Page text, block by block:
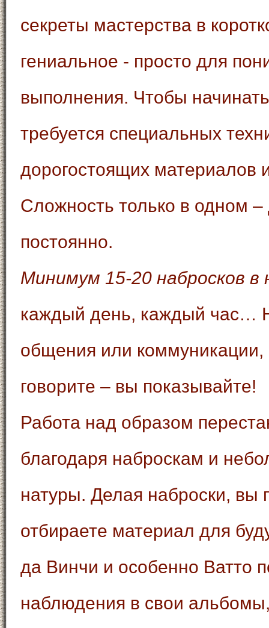
секреты мастерства в
гениальное - просто для
выполнения. Чтобы
требуется специальных
дорогостоящих материалов
Сложность только в одном –
постоянно.
Минимум 15-20 набросков в
каждый день, каждый час…
общения или коммуникации,
говорите – вы показывайте!
Работа над образом
благодаря наброскам и
натуры. Делая наброски, вы
отбираете материал для
да Винчи и особенно Ватто
наблюдения в свои